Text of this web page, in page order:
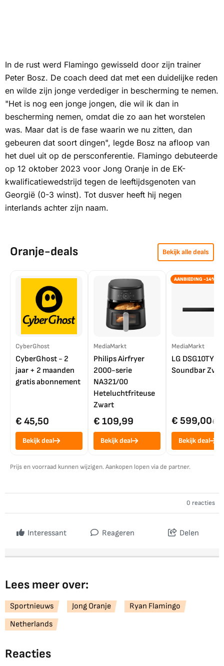
In de rust werd Flamingo gewisseld door zijn trainer
Peter Bosz. De coach deed dat met een duidelijke reden
en wilde zijn jonge verdediger in bescherming te nemen.
"Het is nog een jonge jongen, die wil ik dan in
bescherming nemen, omdat die zo aan het worstelen
was. Maar dat is de fase waarin we nu zitten, dan
gebeuren dat soort dingen", legde Bosz na afloop van
het duel uit op de persconferentie. Flamingo debuteerde
op 12 oktober 2023 voor Jong Oranje in de EK-
kwalificatiewedstrijd tegen de leeftijdsgenoten van
Georgië (0-3 winst). Tot dusver heeft hij negen
interlands achter zijn naam.
Oranje-deals Bekijk alle deals
CyberGhost
CyberGhost - 2
jaar + 2 maanden
gratis abonnement
€ 45,50
Bekijk deal
MediaMarkt
Philips Airfryer
2000-serie
NA321/00
Heteluchtfriteuse
Zwart
€ 109,99
Bekijk deal
AANBIEDING -14%
MediaMarkt
LG DSG10TY
Soundbar
€ 599,00€
Bekijk deal
Prijs en voorraad kunnen wijzigen. Aankopen lopen via de partner.
0 reacties
Interessant Reageren Delen
Lees meer over:
Sportnieuws Jong Oranje
Ryan Flamingo
Netherlands
Reacties